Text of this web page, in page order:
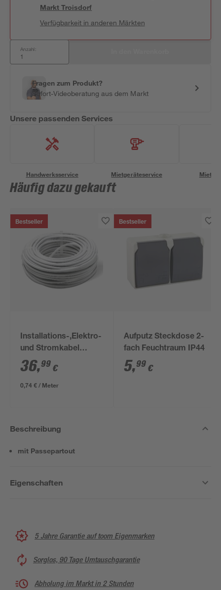
MarktTroisdorf
Verfügbarkeit in anderen Märkten
Anzahl:
Fragen zum Produkt?
Sofort-Videoberatung aus dem Markt
Unsere passenden Services
Handwerksservice Mietgeräteservice
Häufig dazu gekauft
Bestseller
Installations-,Elektro-
und Stromkabel
NYM-J 3x1,5mm² 50
m
36,99 €
0,74 € / Meter
Bestseller
Aufputz Steckdose 2-
fach Feuchtraum IP44
5,99 €
Beschreibung
mit Passepartout
Eigenschaften
5 Jahre Garantie auf toom Eigenmarken
Sorglos, 90 Tage Umtauschgarantie
Abholung im Markt in 2 Stunden